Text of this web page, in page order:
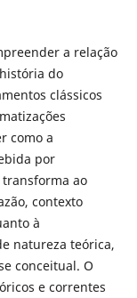
a relação
do
clássicos
como a
por
transforma ao
contexto
à
natureza teórica,
conceitual. O
e correntes